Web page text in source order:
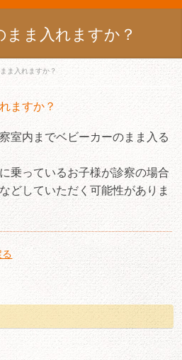
まま入れますか？
ま入れますか？
ますか？
室内までベビーカーのまま入る
乗っているお子様が診察の場合
どしていただく可能性がありま